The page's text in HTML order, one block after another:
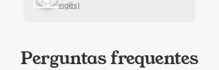
inglês)
Perguntas frequentes